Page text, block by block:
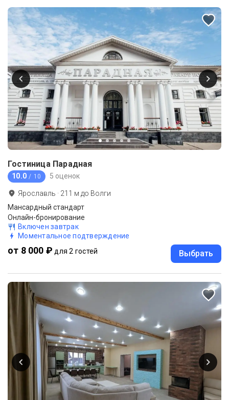
Гостиница Парадная
10.0 / 10 5 оценок
Ярославль · 211 м до Волги
Мансардный стандарт
Онлайн-бронирование
Включен завтрак
Моментальное подтверждение
от 8 000 ₽ для 2 гостей Выбрать